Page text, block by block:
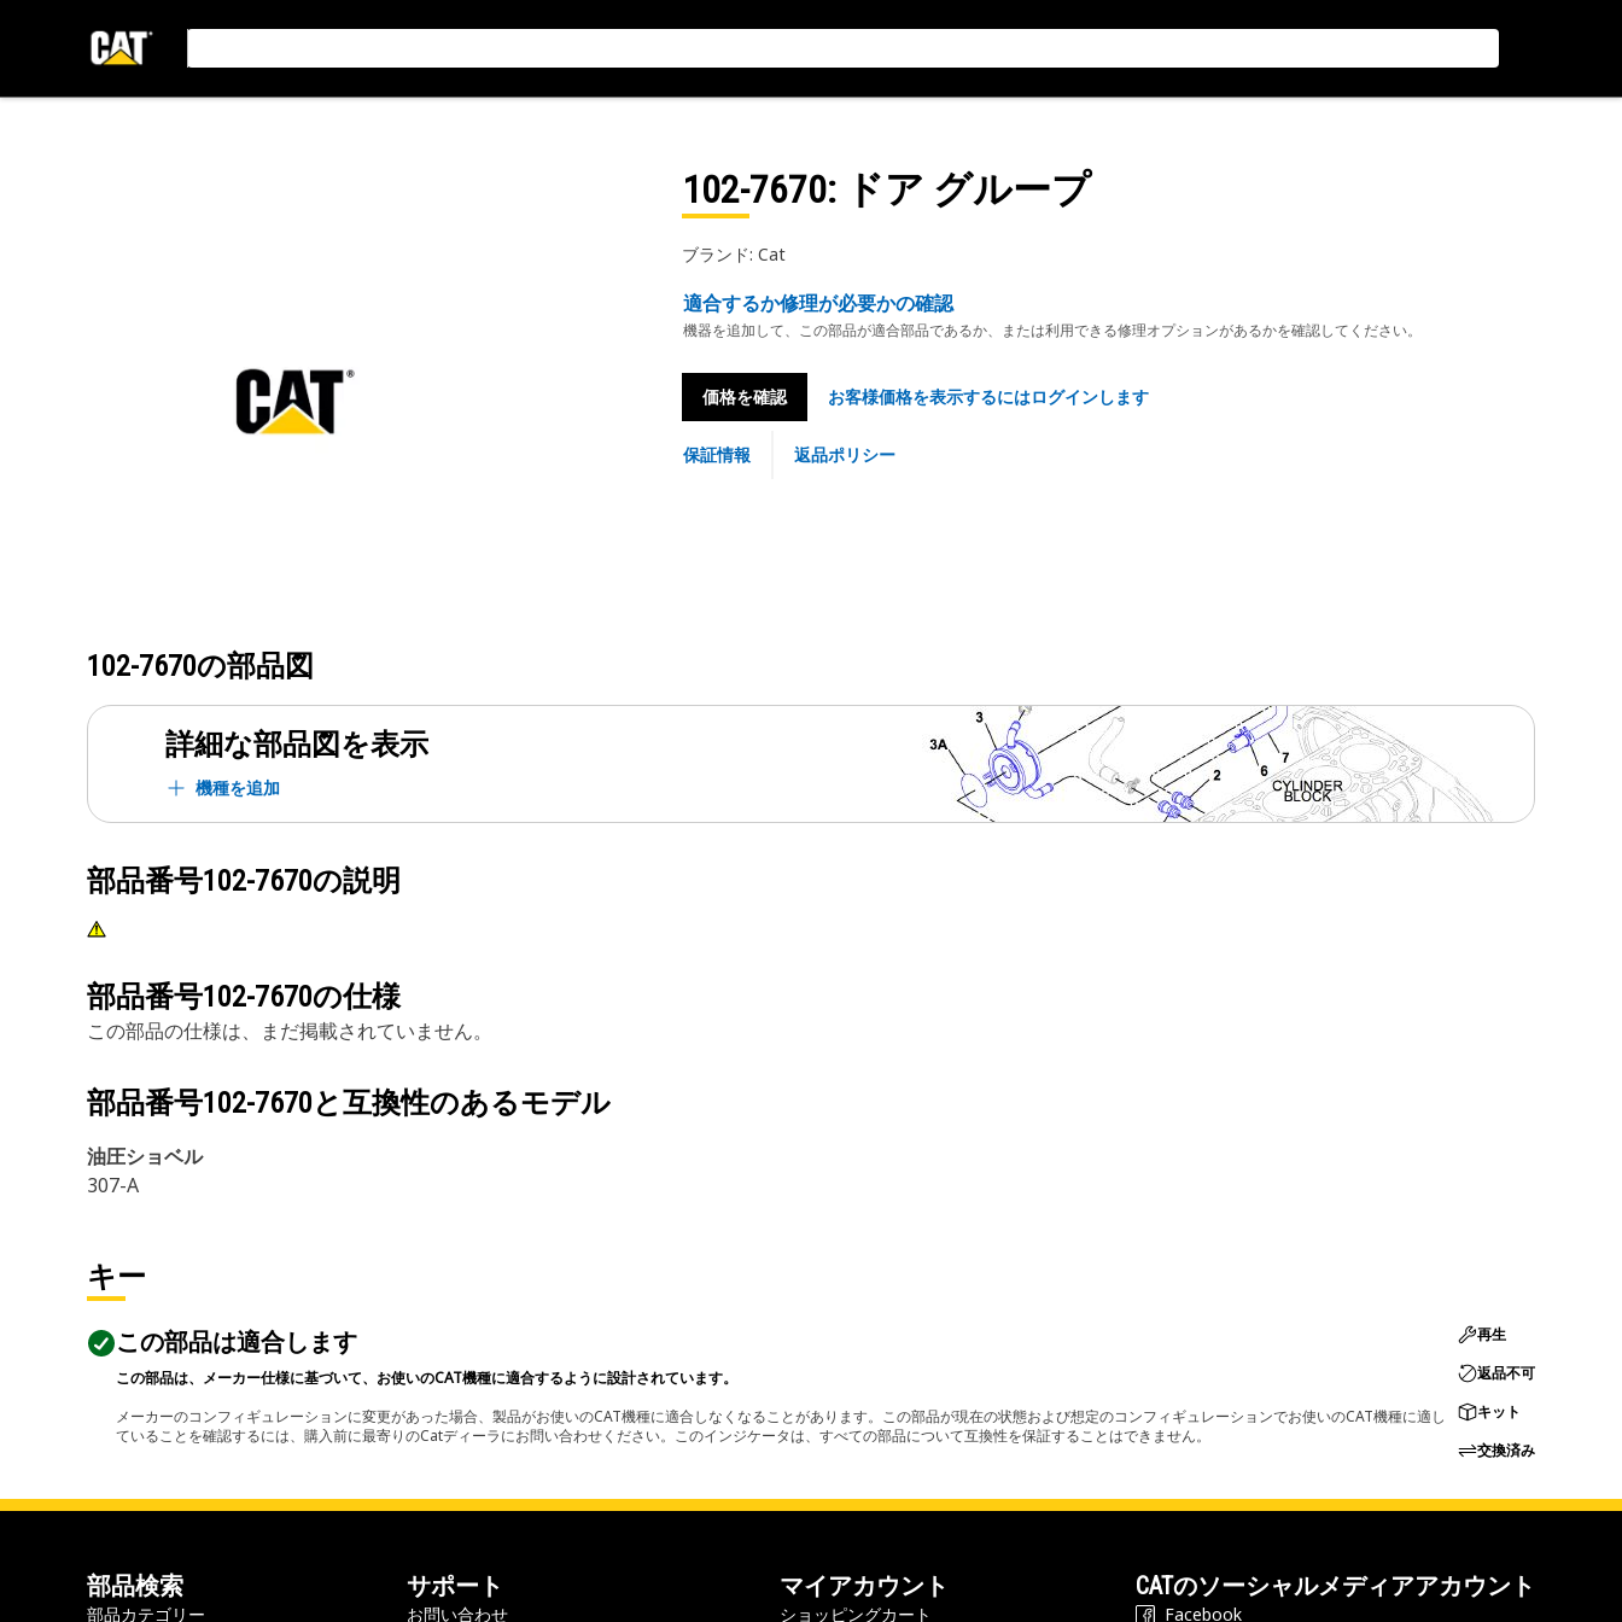
102-7670: ドア グループ
ブランド: Cat
適合するか修理が必要かの確認
機器を追加して、この部品が適合部品であるか、または利用できる修理オプションがあるかを確認してください。
価格を確認 お客様価格を表示するにはログインします
保証情報 返品ポリシー
102-7670の部品図
詳細な部品図を表示
機種を追加
部品番号102-7670の説明
部品番号102-7670の仕様
この部品の仕様は、まだ掲載されていません。
部品番号102-7670と互換性のあるモデル
油圧ショベル
307-A
キー
この部品は適合します
この部品は、メーカー仕様に基づいて、お使いのCAT機種に適合するように設計されています。
メーカーのコンフィギュレーションに変更があった場合、製品がお使いのCAT機種に適合しなくなることがあります。この部品が現在の状態および想定のコンフィギュレーションでお使いのCAT機種に適し
ていることを確認するには、購入前に最寄りのCatディーラにお問い合わせください。このインジケータは、すべての部品について互換性を保証することはできません。
再生
返品不可
キット
交換済み
部品検索
部品カテゴリー
サポート
お問い合わせ
マイアカウント
ショッピングカート
CATのソーシャルメディアアカウント
Facebook